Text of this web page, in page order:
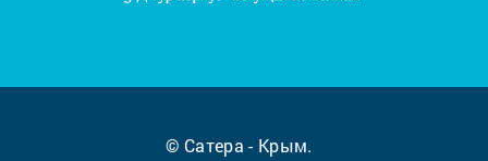
© Сатера - Крым.